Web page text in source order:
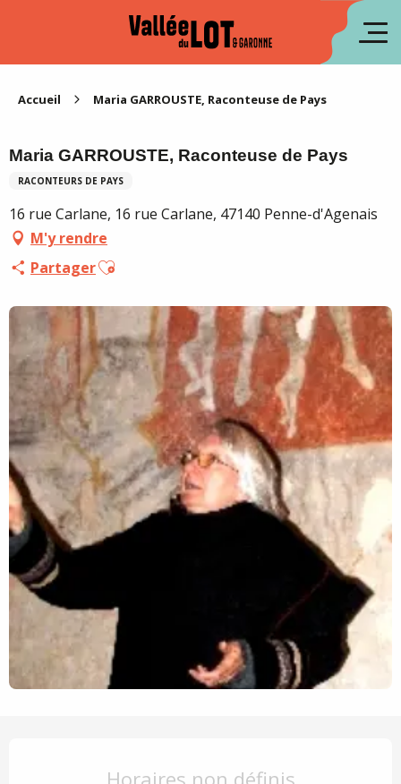
Accueil Maria GARROUSTE, Raconteuse de Pays
Maria GARROUSTE, Raconteuse de Pays
RACONTEURS DE PAYS
16 rue Carlane, 16 rue Carlane, 47140 Penne-d'Agenais
M'y rendre
PartagerAjouter aux favoris
Horaires non définis